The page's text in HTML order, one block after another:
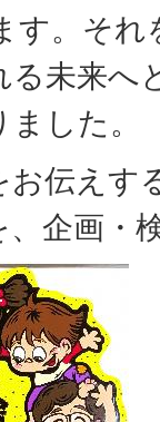
す。それ
る未来へ
した。
伝えす
企画・